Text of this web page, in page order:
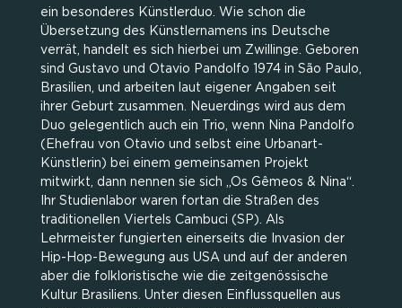
ein besonderes Künstlerduo. Wie schon die
Übersetzung des Künstlernamens ins Deutsche
verrät, handelt es sich hierbei um Zwillinge. Geboren
sind Gustavo und Otavio Pandolfo 1974 in São Paulo,
Brasilien, und arbeiten laut eigener Angaben seit
ihrer Geburt zusammen. Neuerdings wird aus dem
Duo gelegentlich auch ein Trio, wenn Nina Pandolfo
(Ehefrau von Otavio und selbst eine Urbanart-
Künstlerin) bei einem gemeinsamen Projekt
mitwirkt, dann nennen sie sich „Os Gêmeos & Nina“.
Ihr Studienlabor waren fortan die Straßen des
traditionellen Viertels Cambuci (SP). Als
Lehrmeister fungierten einerseits die Invasion der
Hip-Hop-Bewegung aus USA und auf der anderen
aber die folkloristische wie die zeitgenössische
Kultur Brasiliens. Unter diesen Einflussquellen aus